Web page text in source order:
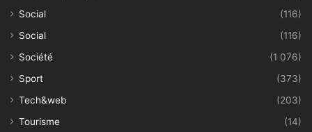
Social
(116)
Social
(116)
Société
(1 076)
Sport
(373)
Tech&web
(203)
Tourisme
(14)